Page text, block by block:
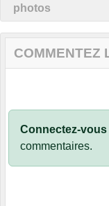
photos
COMMENTEZ
Connectez-vous
commentaires.